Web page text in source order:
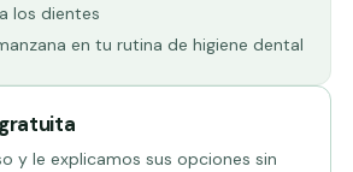
los dientes
en tu rutina de higiene dental
y le explicamos sus opciones sin